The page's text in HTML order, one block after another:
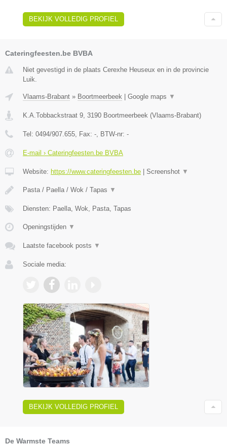
BEKIJK VOLLEDIG PROFIEL
Cateringfeesten.be BVBA
Niet gevestigd in de plaats Cerexhe Heuseux en in de provincie
Luik.
Vlaams-Brabant » Boortmeerbeek Google maps ▼
K.A.Tobbackstraat 9 3190 Boortmeerbeek (Vlaams-Brabant)
Tel: 0494/907.655 , Fax: - , BTW-nr: -
E-mail › Cateringfeesten.be BVBA
Website: https://www.cateringfeesten.be Screenshot ▼
Pasta / Paella / Wok / Tapas ▼
Diensten: Paella, Wok, Pasta, Tapas
Openingstijden ▼
Laatste facebook posts ▼
Sociale media:
BEKIJK VOLLEDIG PROFIEL
De Warmste Teams